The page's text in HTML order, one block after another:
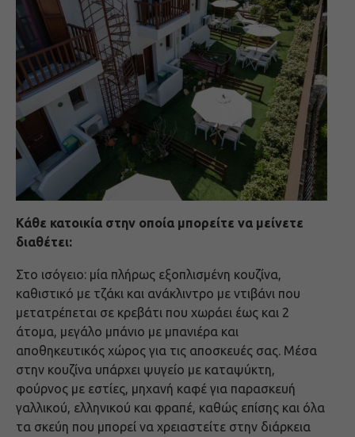
Κάθε κατοικία στην οποία μπορείτε να μείνετε
διαθέτει:
Στο ισόγειο: μία πλήρως εξοπλισμένη κουζίνα,
καθιστικό με τζάκι και ανάκλιντρο με ντιβάνι που
μετατρέπεται σε κρεβάτι που χωράει έως και 2
άτομα, μεγάλο μπάνιο με μπανιέρα και
αποθηκευτικός χώρος για τις αποσκευές σας. Μέσα
στην κουζίνα υπάρχει ψυγείο με καταψύκτη,
φούρνος με εστίες, μηχανή καφέ για παρασκευή
γαλλικού, ελληνικού και φραπέ, καθώς επίσης και όλα
τα σκεύη που μπορεί να χρειαστείτε στην διάρκεια